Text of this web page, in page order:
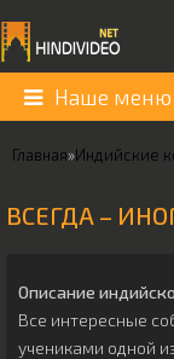
Наше
Главная»Индийские
ВСЕГДА –
Описание
Все интересные
учениками одной